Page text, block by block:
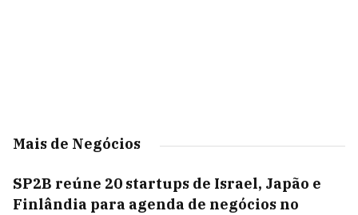
Mais de Negócios
SP2B reúne 20 startups de Israel, Japão e
Finlândia para agenda de negócios no